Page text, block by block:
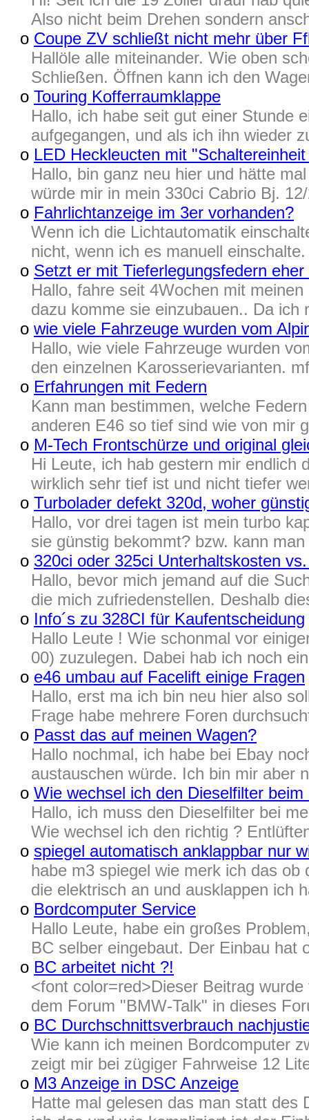
Also nicht beim Drehen sondern
o Coupe ZV schließt nicht mehr über
Hallöle alle miteinander. Wie oben
Schließen. Öffnen kann ich den
o Touring Kofferraumklappe
Hallo, ich habe seit gut einer Stunde
aufgegangen, und als ich ihn wieder
o LED Heckleucten mit
Hallo, bin ganz neu hier und hätte
würde mir in mein 330ci Cabrio Bj.
o Fahrlichtanzeige im 3er vorhanden?
Wenn ich die Lichtautomatik
nicht, wenn ich es manuell
o Setzt er mit Tieferlegungsfedern eher
Hallo, fahre seit 4Wochen mit
dazu komme sie einzubauen.. Da
o wie viele Fahrzeuge wurden vom
Hallo, wie viele Fahrzeuge wurden
den einzelnen Karosserievarianten.
o Erfahrungen mit Federn
Kann man bestimmen, welche
anderen E46 so tief sind wie von mir
o M-Tech Frontschürze und original
Hi Leute, ich hab gestern mir endlich
wirklich sehr tief ist und nicht tiefer
o Turbolader defekt 320d, woher
Hallo, vor drei tagen ist mein turbo
sie günstig bekommt? bzw. kann
o 320ci oder 325ci Unterhaltskosten
Hallo, bevor mich jemand auf die
die mich zufriedenstellen. Deshalb
o Info´s zu 328CI für Kaufentscheidung
Hallo Leute ! Wie schonmal vor
00) zuzulegen. Dabei hab ich noch
o e46 umbau auf Facelift einige Fragen
Hallo, erst ma ich bin neu hier also
Frage habe mehrere Foren
o Passt das auf meinen Wagen?
Hallo nochmal, ich habe bei Ebay
austauschen würde. Ich bin mir aber
o Wie wechsel ich den Dieselfilter beim
Hallo, ich muss den Dieselfilter bei
Wie wechsel ich den richtig ?
o spiegel automatisch anklappbar nur
habe m3 spiegel wie merk ich das
die elektrisch an und ausklappen ich
o Bordcomputer Service
Hallo Leute, habe ein großes
BC selber eingebaut. Der Einbau hat
o BC arbeitet nicht ?!
<font color=red>Dieser Beitrag
dem Forum "BMW-Talk" in dieses
o BC Durchschnittsverbrauch
Wie kann ich meinen Bordcomputer
zeigt mir bei zügiger Fahrweise 12
o M3 Anzeige in DSC Anzeige
Hatte mal gelesen das man statt des